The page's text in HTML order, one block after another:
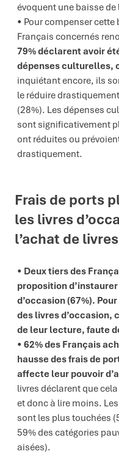
évoquent une baisse de
Pour compenser cette
Français concernés
79% déclarent avoir
dépenses culturelles,
inquiétant encore, ils
le réduire
(28%). Les dépenses
sont significativement
ont réduites ou
drastiquement.
Frais de ports
les livres
l’achat de
Deux tiers des
proposition
d’occasion (67%).
des livres d’occasion,
de leur lecture, faute
62% des Français
hausse des frais de
affecte leur pouvoir
livres déclarent que
et donc à lire moins.
sont les plus touchées
59% des catégories
aisées).